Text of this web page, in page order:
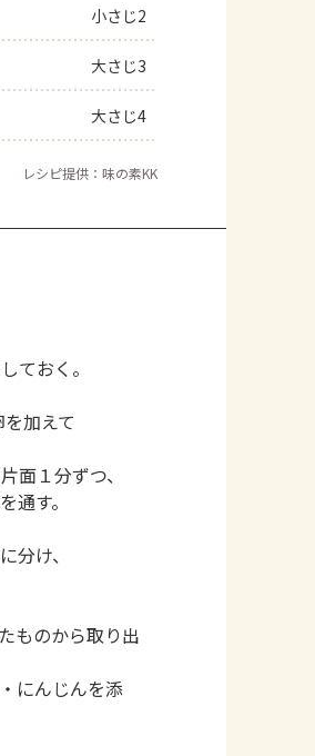
小さじ2
大さじ3
大さじ4
レシピ提供：味の素KK
ておく。
加えて
面１分ずつ、
通す。
分け、
ものから取り出
にんじんを添